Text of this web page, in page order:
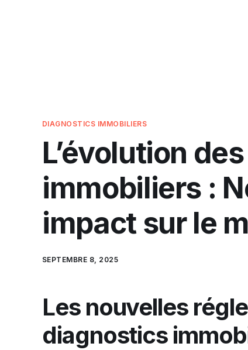
DIAGNOSTICS IMMOBILIERS
L’évolution
immobiliers :
impact sur le
SEPTEMBRE 8, 2025
Les nouvelles
diagnostics